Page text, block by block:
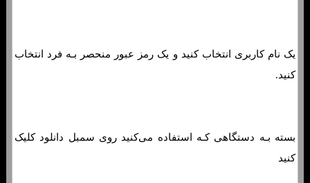
یک نام کاربری انتخاب کنید و یک رمز عبور منحصر بـه فرد انتخاب
کنید.
بسته بـه دستگاهی کـه استفاده می‌کنید روی سمبل دانلود کلیک
کنید